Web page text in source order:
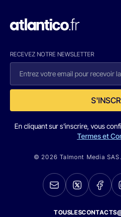
RECEVEZ NOTRE NEWSLETTER
En cliquant sur s'inscrire, vous
Termes et
© 2026 Talmont Media